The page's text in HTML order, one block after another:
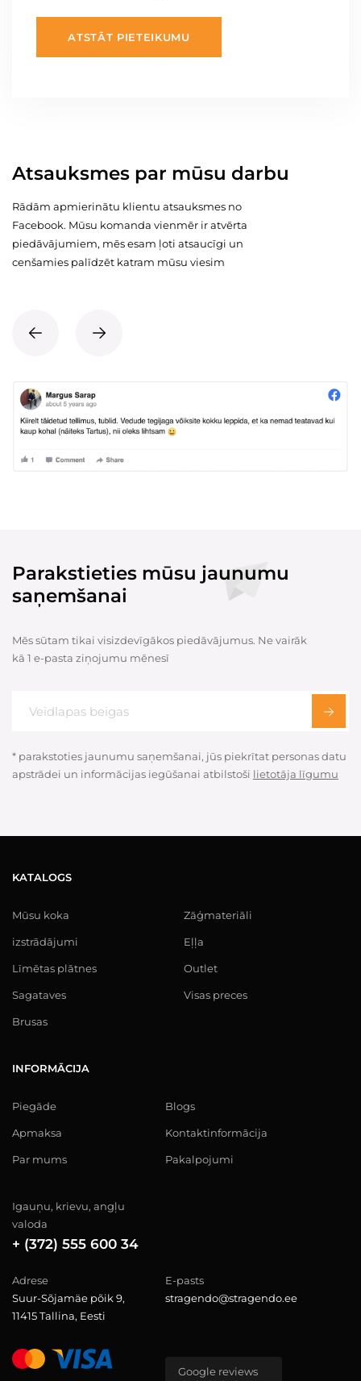
ATSTĀT PIETEIKUMU
Atsauksmes par mūsu darbu
Rādām apmierinātu klientu atsauksmes no
Facebook. Mūsu komanda vienmēr ir atvērta
piedāvājumiem, mēs esam ļoti atsaucīgi un
cenšamies palīdzēt katram mūsu viesim
Parakstieties mūsu jaunumu
saņemšanai
Mēs sūtam tikai visizdevīgākos piedāvājumus. Ne vairāk
kā 1 e-pasta ziņojumu mēnesī
* parakstoties jaunumu saņemšanai, jūs piekrītat personas datu
apstrādei un informācijas iegūšanai atbilstoši lietotāja līgumu
KATALOGS
Mūsu koka
izstrādājumi
Līmētas plātnes
Sagataves
Brusas
Zāģmateriāli
Eļļa
Outlet
Visas preces
INFORMĀCIJA
Piegāde
Apmaksa
Par mums
Blogs
Kontaktinformācija
Pakalpojumi
Igauņu, krievu, angļu
valoda
+ (372) 555 600 34
Adrese
Suur-Sõjamäe põik 9,
11415 Tallina, Eesti
E-pasts
stragendo@stragendo.ee
Google reviews